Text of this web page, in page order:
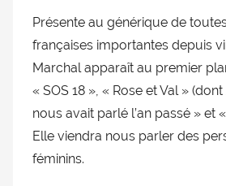
Présente au générique de
françaises importantes depuis
Marchal apparaît au premier
« SOS 18 », « Rose et Val »
nous avait parlé l’an passé » et
Elle viendra nous parler des
féminins.